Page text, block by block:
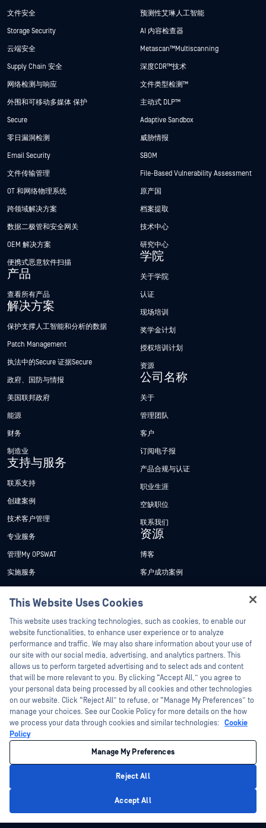
文件安全
Storage Security
云端安全
Supply Chain 安全
网络检测与响应
外围和可移动多媒体 保护
Secure
零日漏洞检测
Email Security
文件传输管理
OT 和网络物理系统
跨领域解决方案
数据二极管和安全网关
OEM 解决方案
便携式恶意软件扫描
产品
查看所有产品
解决方案
保护支撑人工智能和分析的数据
Patch Management
执法中的Secure 证据Secure
政府、国防与情报
美国联邦政府
能源
财务
制造业
支持与服务
联系支持
创建案例
技术客户管理
专业服务
管理My OPSWAT
实施服务
技术文档
培训
漏洞计划
合作伙伴
认证
技术合作伙伴
渠道合作伙伴计划
预测性艾琳人工智能
AI 内容检查器
Metascan™ Multiscanning
深度CDR™技术
文件类型检测™
主动式 DLP™
Adaptive Sandbox
威胁情报
SBOM
File-Based Vulnerability Assessment
原产国
档案提取
技术中心
研究中心
学院
关于学院
认证
现场培训
奖学金计划
授权培训计划
资源
公司名称
关于
管理团队
客户
订阅电子报
产品合规与认证
职业生涯
空缺职位
联系我们
资源
博客
客户成功案例
新闻报道
活动
网络研讨会
产品型录
白皮书
免费工具
©2026OPSWAT . 保留所有权利。OPSWAT、MetaDefender、Metascan、
MetaAccess、OPSWAT 、"不信任文件，不信任设备"、"OPSWAT "、"保护全球关
键基础设施"、"Deep CDR™技术"、"InQuest"、"InQuest标
识"、"DFI"、"RetroHunt"、"深度文件检测"及"加入追踪"OPSWAT 的商标。第三方
管理 Cookie 偏好
This Website Uses Cookies
This website uses tracking technologies, such as cookies, to enable our
website functionalities, to enhance user experience or to analyze
performance and traffic. We may also share information about your use of
our site with our social media, advertising, and analytics partners. This
allows us to perform targeted advertising and to select ads and content
that will be more relevant to you. By clicking “Accept All,” you agree to
your personal data being processed by all cookies and other technologies
on our website. Click “Reject All” to refuse, or “Manage My Preferences” to
manage your choices. See our Cookie Policy for more details on the how
we process your data through cookies and similar technologies: Cookie
Policy
Manage My Preferences
Reject All
Accept All
Hey there!
I'm Ozzy, your OPSWAT virtual assistant.
How can I help you secure what's critical
today?